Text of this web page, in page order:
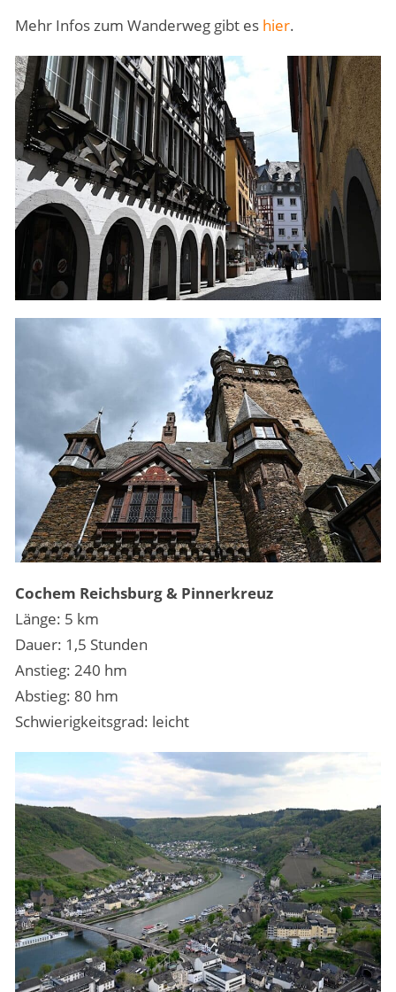
Mehr Infos zum Wanderweg gibt es hier.
Cochem Reichsburg & Pinnerkreuz
Länge: 5 km
Dauer: 1,5 Stunden
Anstieg: 240 hm
Abstieg: 80 hm
Schwierigkeitsgrad: leicht